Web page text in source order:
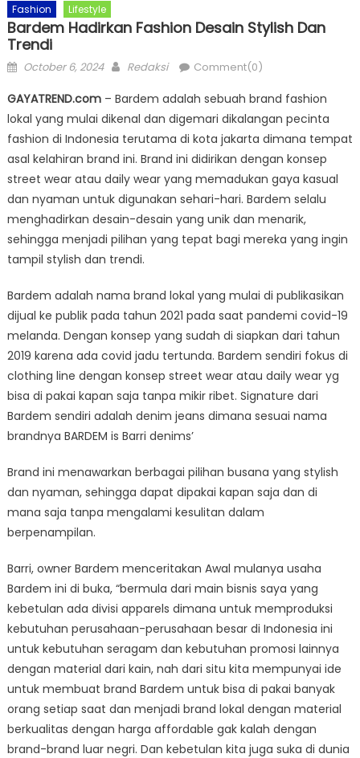
Fashion Lifestyle
Bardem Hadirkan Fashion Desain Stylish Dan
Trendi
Posted
October 6, 2024 Author
Redaksi Comment(0)
GAYATREND.com– Bardem adalah sebuah brand fashion
lokal yang mulai dikenal dan digemari dikalangan pecinta
fashion di Indonesia terutama di kota jakarta dimana tempat
asal kelahiran brand ini. Brand ini didirikan dengan konsep
street wear atau daily wear yang memadukan gaya kasual
dan nyaman untuk digunakan sehari-hari. Bardem selalu
menghadirkan desain-desain yang unik dan menarik,
sehingga menjadi pilihan yang tepat bagi mereka yang ingin
tampil stylish dan trendi.
Bardem adalah nama brand lokal yang mulai di publikasikan
dijual ke publik pada tahun 2021 pada saat pandemi covid-19
melanda. Dengan konsep yang sudah di siapkan dari tahun
2019 karena ada covid jadu tertunda. Bardem sendiri fokus di
clothing line dengan konsep street wear atau daily wear yg
bisa di pakai kapan saja tanpa mikir ribet. Signature dari
Bardem sendiri adalah denim jeans dimana sesuai nama
brandnya BARDEM is Barri denims’
Brand ini menawarkan berbagai pilihan busana yang stylish
dan nyaman, sehingga dapat dipakai kapan saja dan di
mana saja tanpa mengalami kesulitan dalam
berpenampilan.
Barri, owner Bardem menceritakan Awal mulanya usaha
Bardem ini di buka, “bermula dari main bisnis saya yang
kebetulan ada divisi apparels dimana untuk memproduksi
kebutuhan perusahaan-perusahaan besar di Indonesia ini
untuk kebutuhan seragam dan kebutuhan promosi lainnya
dengan material dari kain, nah dari situ kita mempunyai ide
untuk membuat brand Bardem untuk bisa di pakai banyak
orang setiap saat dan menjadi brand lokal dengan material
berkualitas dengan harga affordable gak kalah dengan
brand-brand luar negri. Dan kebetulan kita juga suka di dunia